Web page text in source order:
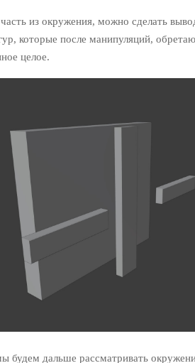
из окружения, можно сделать
которые после манипуляций,
целое.
будем дальше рассматривать